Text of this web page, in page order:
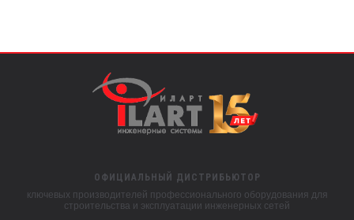
ОФИЦИАЛЬНЫЙ ДИСТРИБЬЮТОР
ключевых производителей профессионального оборудования для
строительства и эксплуатации инженерных сетей